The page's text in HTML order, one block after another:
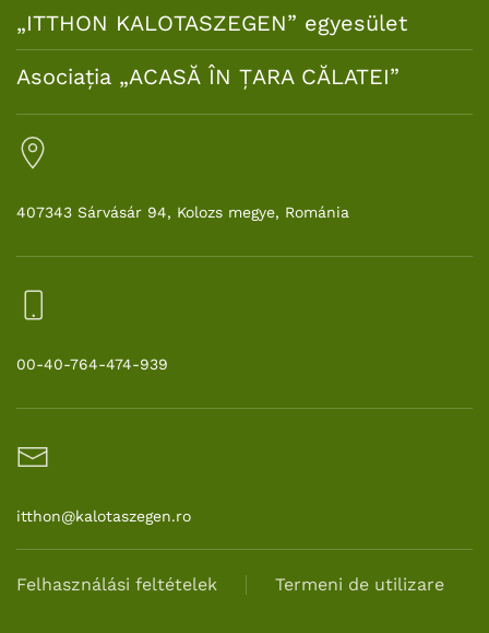
„ITTHON KALOTASZEGEN” egyesület
Asociația „ACASĂ ÎN ȚARA CĂLATEI”
407343 Sárvásár 94, Kolozs megye, Románia
00-40-764-474-939
itthon@kalotaszegen.ro
Felhasználási feltételek Termeni de utilizare